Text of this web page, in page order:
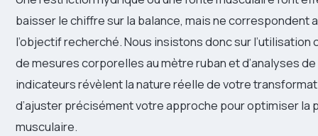
baisser le chiffre sur la balance, mais ne correspondent
l’objectif recherché. Nous insistons donc sur
de mesures corporelles au mètre ruban et d’analyses
indicateurs révèlent la nature réelle de votre
d’ajuster précisément votre approche pour optimiser la
musculaire.